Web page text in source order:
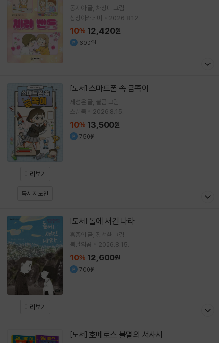
동지아 글 차상미 그림
상상아카데미
2026.8.12.
10% 12,420원
690원
미리보기
독서지도안
[도서] 스마트폰 속 금쪽이
제성은 글 불곰 그림
스푼북
2026.8.15.
10% 13,500원
750원
미리보기
[도서] 돌에 새긴 나라
홍종의 글 장선환 그림
봄날의곰
2026.8.15.
10% 12,600원
700원
[도서] 호메로스 불멸의 서사시